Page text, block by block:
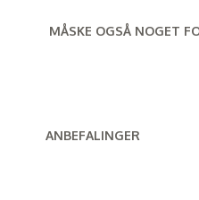
MÅSKE OGSÅ NOGET
ANBEFALINGER